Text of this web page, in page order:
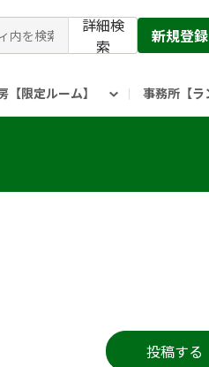
詳細検
索
新規登録
【限定ルーム】 事務所【ラ
ルスホールディングスHP
投稿する